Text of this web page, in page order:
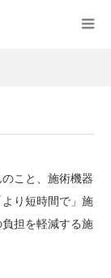
こと、施術機器
り短時間で」施
担を軽減する施